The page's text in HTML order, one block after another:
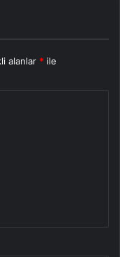
alanlar * ile